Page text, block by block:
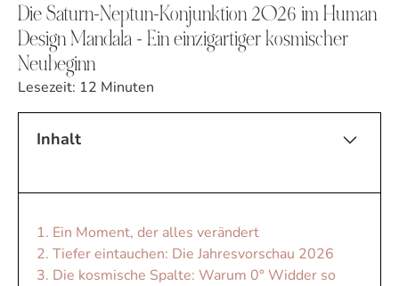
Die Saturn-Neptun-Konjunktion 2026 im Human
Design Mandala - Ein einzigartiger kosmischer
Neubeginn
Lesezeit: 12 Minuten
Inhalt
1. Ein Moment, der alles verändert
2. Tiefer eintauchen: Die Jahresvorschau 2026
3. Die kosmische Spalte: Warum 0° Widder so